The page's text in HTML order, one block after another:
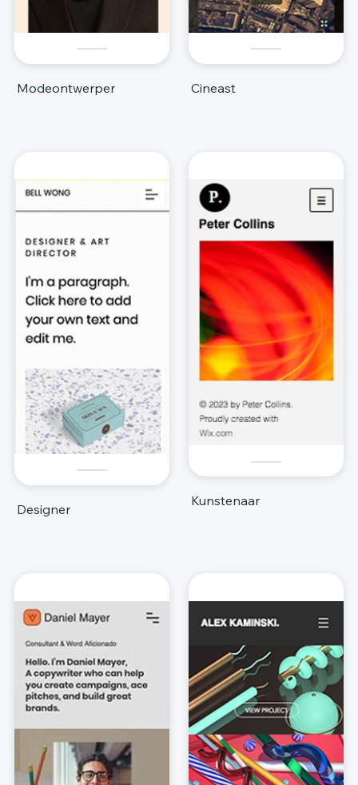
Modeontwerper Cineast
Designer
Kunstenaar